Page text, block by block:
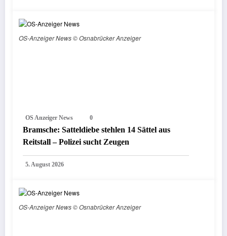
OS-Anzeiger News © Osnabrücker Anzeiger
OS Anzeiger News 0
Bramsche: Satteldiebe stehlen 14 Sättel aus
Reitstall – Polizei sucht Zeugen
5. August 2026
OS-Anzeiger News © Osnabrücker Anzeiger